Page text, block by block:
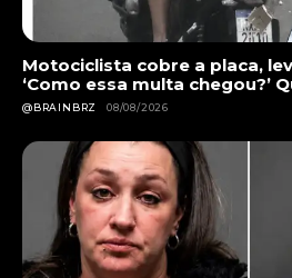
Motociclista cobre a placa,
‘Como essa multa chegou?’
@BRAINBRZ 08/08/2026